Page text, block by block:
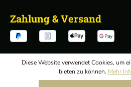
Zahlung & Versand
Verträge hier
Diese Website verwendet Cookies, um
bieten zu können. Mehr